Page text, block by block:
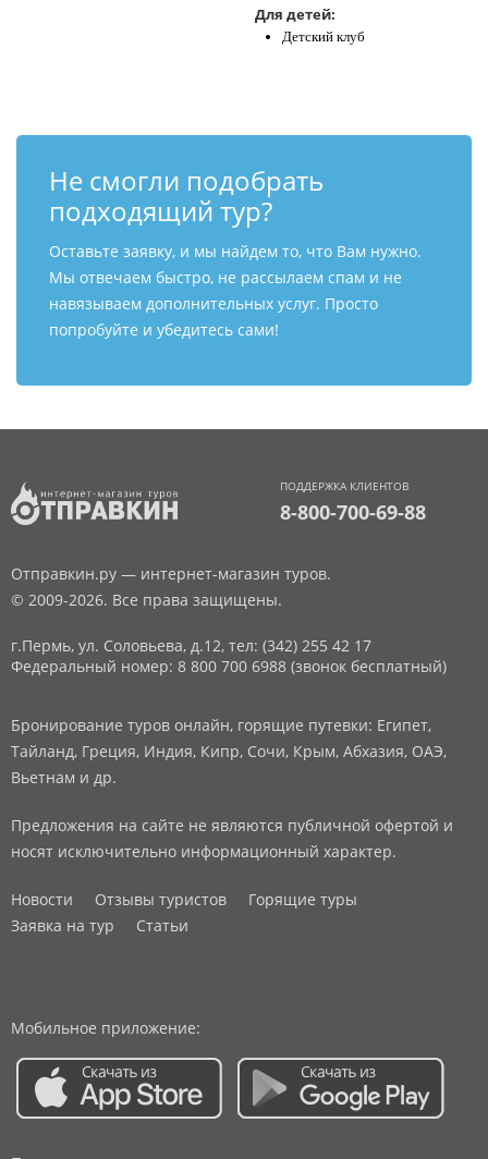
Для детей:
Детский клуб
Не смогли подобрать
подходящий тур?
Оставьте заявку, и мы найдем то, что Вам нужно.
Мы отвечаем быстро, не рассылаем спам и не
навязываем дополнительных услуг. Просто
попробуйте и убедитесь сами!
ПОДДЕРЖКА КЛИЕНТОВ
8-800-700-69-88
Отправкин.ру — интернет-магазин туров.
© 2009-2026. Все права защищены.
г.Пермь, ул. Соловьева, д.12, тел: (342) 255 42 17
Федеральный номер: 8 800 700 6988 (звонок бесплатный)
Бронирование туров онлайн, горящие путевки: Египет,
Тайланд, Греция, Индия, Кипр, Сочи, Крым, Абхазия, ОАЭ,
Вьетнам и др.
Предложения на сайте не являются публичной офертой и
носят исключительно информационный характер.
Новости Отзывы туристов
Горящие туры
Заявка на тур
Статьи
Мобильное приложение: